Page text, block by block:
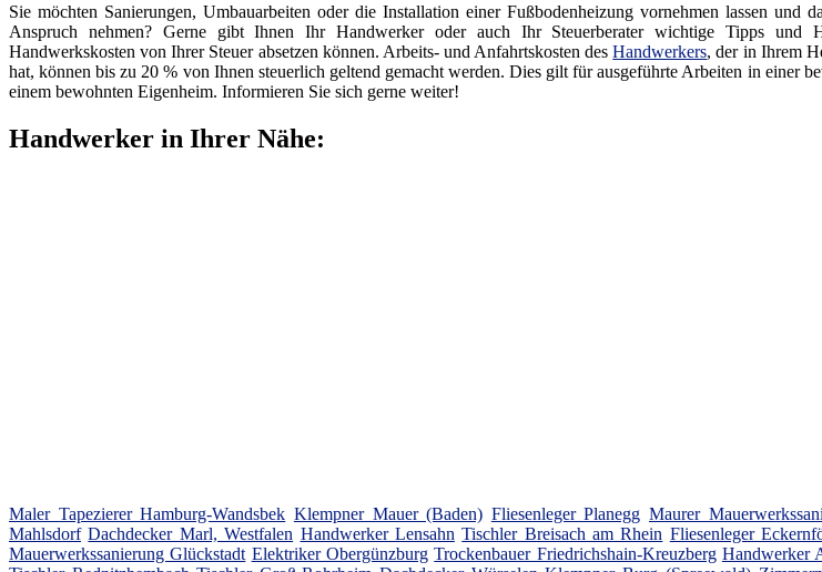
Sie möchten Sanierungen, Umbauarbeiten oder die Installation einer Fußbodenheizung vornehmen lassen und
Anspruch nehmen? Gerne gibt Ihnen Ihr Handwerker oder auch Ihr Steuerberater wichtige Tipps und
Handwerkskosten von Ihrer Steuer absetzen können. Arbeits- und Anfahrtskosten desHandwerkers, der in Ihrem
hat, können bis zu 20 % von Ihnen steuerlich geltend gemacht werden. Dies gilt für ausgeführte Arbeiten in einer
einem bewohnten Eigenheim. Informieren Sie sich gerne weiter!
Handwerker in Ihrer Nähe:
Maler Tapezierer Hamburg-Wandsbek Klempner Mauer (Baden) Fliesenleger Planegg Maurer
Mahlsdorf Dachdecker Marl, Westfalen Handwerker Lensahn Tischler Breisach am Rhein Fliesenleger
Mauerwerkssanierung Glückstadt Elektriker Obergünzburg Trockenbauer Friedrichshain-Kreuzberg Handwerker